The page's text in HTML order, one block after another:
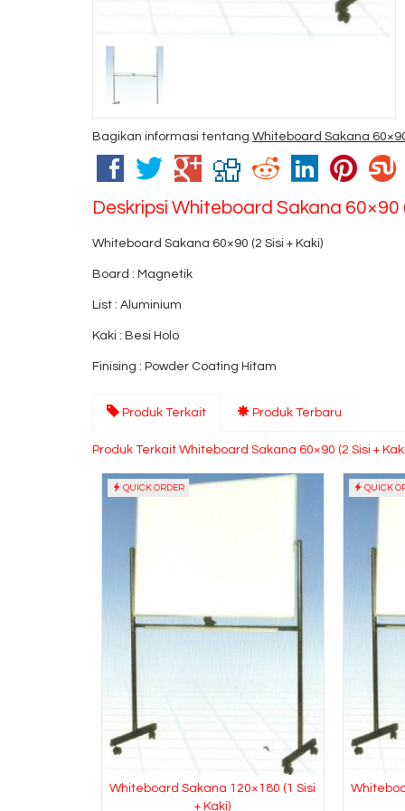
Bagikan informasi tentang Whiteboard Sakana 60×90
Deskripsi Whiteboard Sakana 60×90
Whiteboard Sakana 60×90 (2 Sisi + Kaki)
Board : Magnetik
List : Aluminium
Kaki : Besi Holo
Finising : Powder Coating Hitam
Produk Terkait Produk Terbaru
Produk Terkait Whiteboard Sakana 60×90 (2 Sisi +
QUICK ORDER
Whiteboard Sakana 120×180 (1 Sisi
+ Kaki)
QUICK